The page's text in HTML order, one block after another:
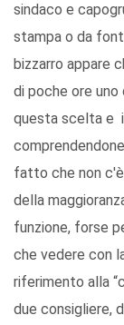
sindaco e
stampa o da
bizzarro appare
di poche ore
questa scelta e
fatto che non
della
funzione, forse
che vedere con
riferimento alla
due consigliere,